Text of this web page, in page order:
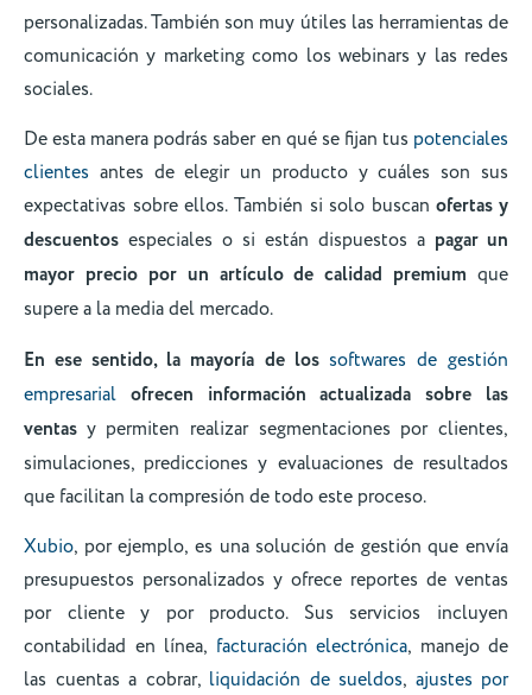
personalizadas. También son muy útiles las herramientas de
comunicación y marketing como los webinars y las redes
sociales.
De esta manera podrás saber en qué se fijan tus potenciales
clientes antes de elegir un producto y cuáles son sus
expectativas sobre ellos. También si solo buscanofertas y
descuentos especiales o si están dispuestos a pagar un
mayor precio por un artículo de calidad premium que
supere a la media del mercado.
En ese sentido, la mayoría de los softwares de gestión
empresarial ofrecen información actualizada sobre las
ventas y permiten realizar segmentaciones por clientes,
simulaciones, predicciones y evaluaciones de resultados
que facilitan la compresión de todo este proceso.
Xubio, por ejemplo, es una solución de gestión que envía
presupuestos personalizados y ofrece reportes de ventas
por cliente y por producto. Sus servicios incluyen
contabilidad en línea, facturación electrónica, manejo de
las cuentas a cobrar, liquidación de sueldos, ajustes por